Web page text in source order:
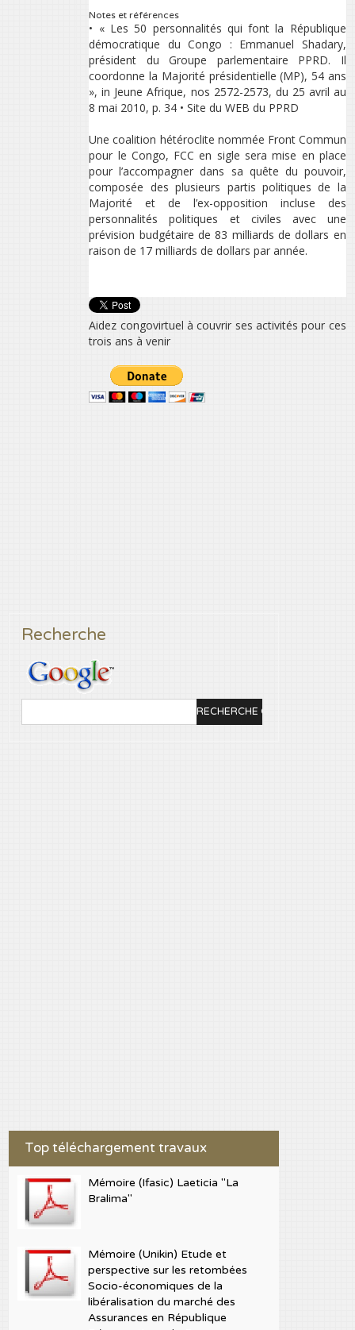
Notes et références
• « Les 50 personnalités qui font la République
démocratique du Congo : Emmanuel Shadary,
président du Groupe parlementaire PPRD. Il
coordonne la Majorité présidentielle (MP), 54 ans
», in Jeune Afrique, nos 2572-2573, du 25 avril au
8 mai 2010, p. 34 • Site du WEB du PPRD
Une coalition hétéroclite nommée Front Commun
pour le Congo, FCC en sigle sera mise en place
pour l’accompagner dans sa quête du pouvoir,
composée des plusieurs partis politiques de la
Majorité et de l’ex-opposition incluse des
personnalités politiques et civiles avec une
prévision budgétaire de 83 milliards de dollars en
raison de 17 milliards de dollars par année.
Aidez congovirtuel à couvrir ses activités pour ces
trois ans à venir
Recherche
Top téléchargement travaux
Mémoire (Ifasic) Laeticia "La
Bralima"
Mémoire (Unikin) Etude et
perspective sur les retombées
Socio-économiques de la
libéralisation du marché des
Assurances en République